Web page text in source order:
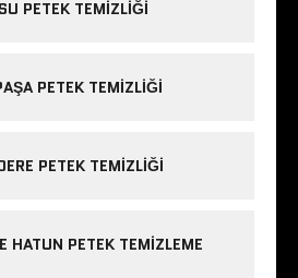
PETEK TEMIZLIĞI
PETEK TEMIZLIĞI
PETEK TEMIZLIĞI
HATUN PETEK TEMIZLEME